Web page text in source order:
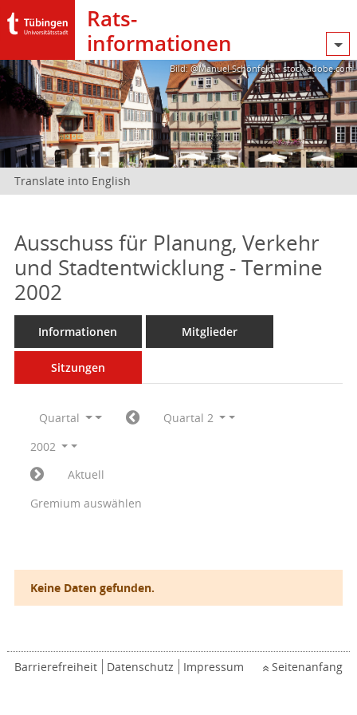
Rats­
informationen
Bild: @Manuel Schönfeld – stock.adobe.com
Translate into English
Ausschuss für Planung, Verkehr
und Stadtentwicklung - Termine
2002
Informationen Mitglieder
Sitzungen
Quartal
Quartal 2
2002
Aktuell
Gremium auswählen
Keine Daten gefunden.
Barrierefreiheit Datenschutz Impressum Seitenanfang